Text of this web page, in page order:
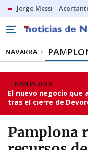
Jorge Messi
NAVARRA
PAMPLONA
El nuevo negocio que
tras el cierre de
Pamplona